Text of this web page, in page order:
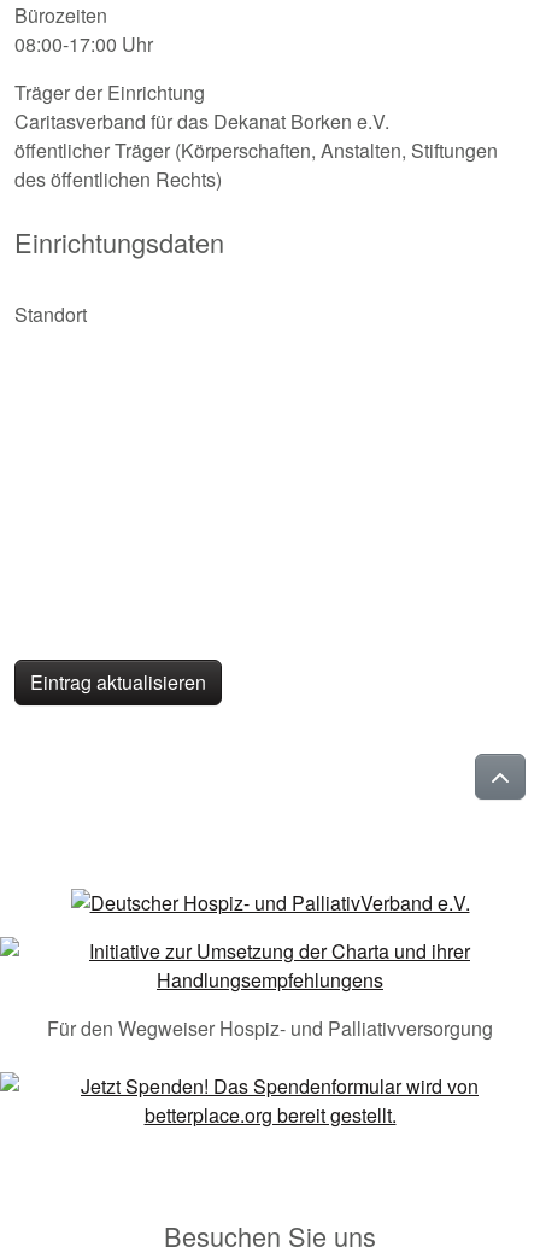
Bürozeiten
08:00-17:00 Uhr
Träger der Einrichtung
Caritasverband für das Dekanat Borken e.V.
öffentlicher Träger (Körperschaften, Anstalten, Stiftungen
des öffentlichen Rechts)
Einrichtungsdaten
Standort
Eintrag aktualisieren
Für den Wegweiser Hospiz- und Palliativversorgung
Besuchen Sie uns